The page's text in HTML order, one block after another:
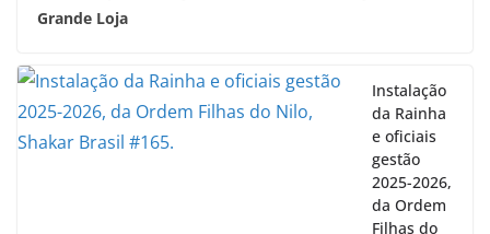
Grande Loja
Instalação
da Rainha
e oficiais
gestão
2025-2026,
da Ordem
Filhas do